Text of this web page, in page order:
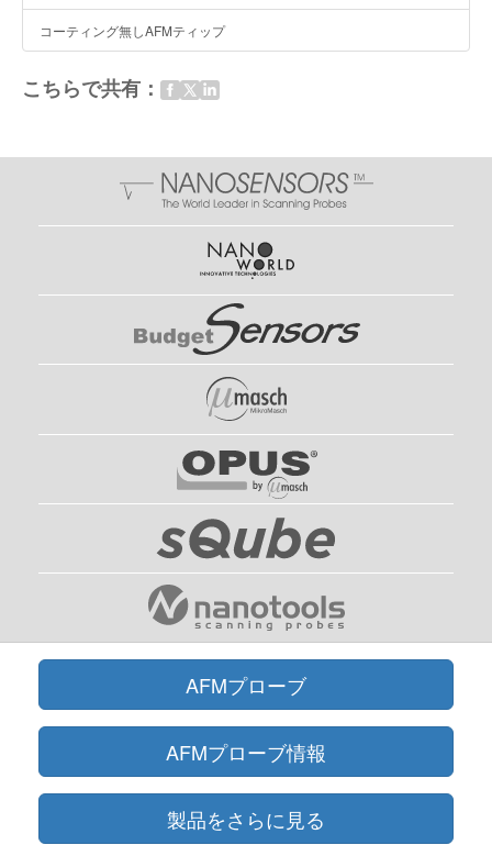
コーティング無しAFMティップ
こちらで共有：
AFMプローブ
AFMプローブ情報
製品をさらに見る